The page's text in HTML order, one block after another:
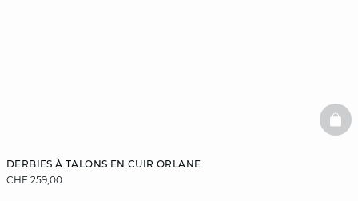
DERBIES À TALONS EN CUIR ORLANE
CHF 259,00